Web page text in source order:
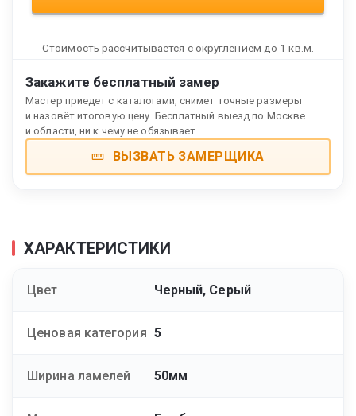
Стоимость рассчитывается с округлением до 1 кв.м.
Закажите бесплатный замер
Мастер приедет с каталогами, снимет точные размеры
и назовёт итоговую цену. Бесплатный выезд по Москве
и области, ни к чему не обязывает.
ВЫЗВАТЬ ЗАМЕРЩИКА
ХАРАКТЕРИСТИКИ
Цвет Черный, Серый
Ценовая категория 5
Ширина ламелей 50мм